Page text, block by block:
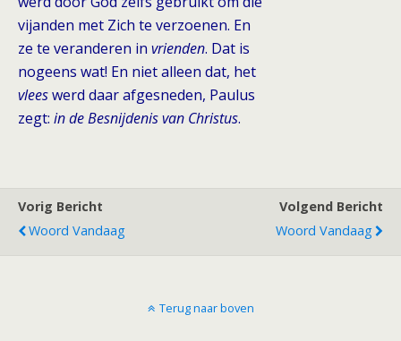
vijanden met Zich te verzoenen. En
ze te veranderen in vrienden. Dat is
nogeens wat! En niet alleen dat, het
vleeswerd daar afgesneden, Paulus
zegt: inde Besnijdenis van Christus.
Vorig Bericht
Woord Vandaag
Volgend Bericht
Woord Vandaag
Terug naar boven